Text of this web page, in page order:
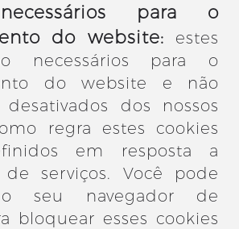
para o
do website: estes
necessários para o
do website e não
dos nossos
regra estes cookies
em resposta a
de serviços. Você pode
seu navegador de
bloquear esses cookies